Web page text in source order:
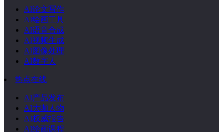
AI论文写作
AI绘画工具
AI语音合成
AI视频生成
AI图像处理
AI数字人
热点在线
AI产品发布
AI大咖人物
AI权威报告
AI绘画课程